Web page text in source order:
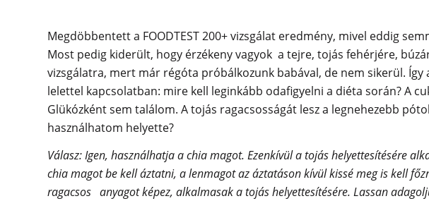
Megdöbbentett a FOODTEST 200+ vizsgálat eredmény, mivel eddig
Most pedig kiderült, hogy érzékeny vagyok a tejre, tojás fehérjére,
vizsgálatra, mert már régóta próbálkozunk babával, de nem sikerül. Így
lelettel kapcsolatban: mire kell leginkább odafigyelni a diéta során? A
Glükózként sem találom. A tojás ragacsosságát lesz a legnehezebb
használhatom helyette?
Válasz: Igen, használhatja a chia magot. Ezenkívül a tojás helyettesítésére
chia magot be kell áztatni, a lenmagot az áztatáson kívül kissé meg is kell
ragacsos anyagot képez, alkalmasak a tojás helyettesítésére. Lassan